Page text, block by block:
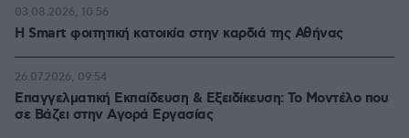
Η Smart φοιτητική κατοικία στην καρδιά της Αθήνας
03.08.2026, 10:56
Επαγγελματική Εκπαίδευση & Εξειδίκευση: Το Mοντέλο που
σε Bάζει στην Aγορά Eργασίας
26.07.2026, 09:54